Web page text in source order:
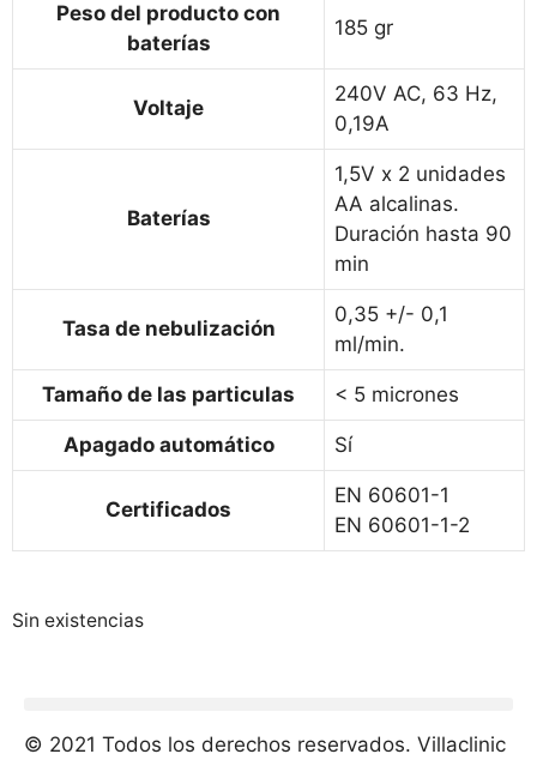
Peso del producto con
baterías
185 gr
Voltaje
240V AC, 63 Hz,
0,19A
Baterías
1,5V x 2 unidades
AA alcalinas.
Duración hasta 90
min
Tasa de nebulización
0,35 +/- 0,1
ml/min.
Tamaño de las particulas < 5 micrones
Apagado automático Sí
Certificados
EN 60601-1
EN 60601-1-2
Sin existencias
© 2021 Todos los derechos reservados. Villaclinic